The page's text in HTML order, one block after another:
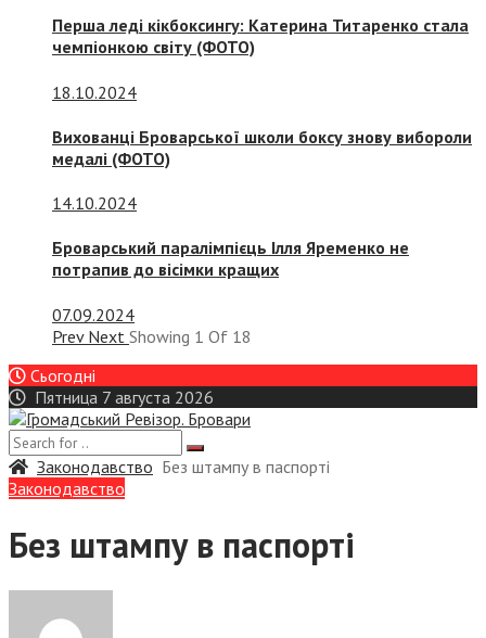
Перша леді кікбоксингу: Катерина Титаренко стала
чемпіонкою світу (ФОТО)
18.10.2024
Вихованці Броварської школи боксу знову вибороли
медалі (ФОТО)
14.10.2024
Броварський паралімпієць Ілля Яременко не
потрапив до вісімки кращих
07.09.2024
Prev Next Showing 1 Of 18
Сьогодні
Пятница 7 августа 2026
Законодавство Без штампу в паспорті
Законодавство
Без штампу в паспорті